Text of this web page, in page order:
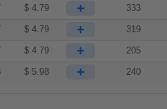
$ 4.79 + 333
$ 4.79 + 319
$ 4.79 + 205
$ 5.98 + 240